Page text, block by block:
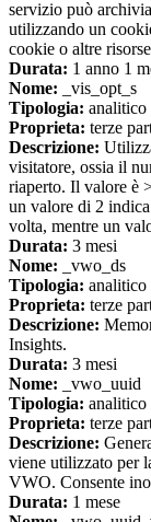
servizio può
utilizzando un
cookie o altre
Durata: 1 anno 1
Nome: _vis_opt_s
Tipologia: analitico
Proprieta: terze
Descrizione:
visitatore, ossia il
riaperto. Il valore è
un valore di 2
volta, mentre un
Durata: 3 mesi
Nome: _vwo_ds
Tipologia: analitico
Proprieta: terze
Descrizione:
Insights.
Durata: 3 mesi
Nome: _vwo_uuid
Tipologia: analitico
Proprieta: terze
Descrizione:
viene utilizzato per
VWO. Consente
Durata: 1 mese